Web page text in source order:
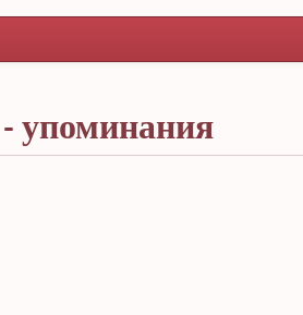
- упоминания